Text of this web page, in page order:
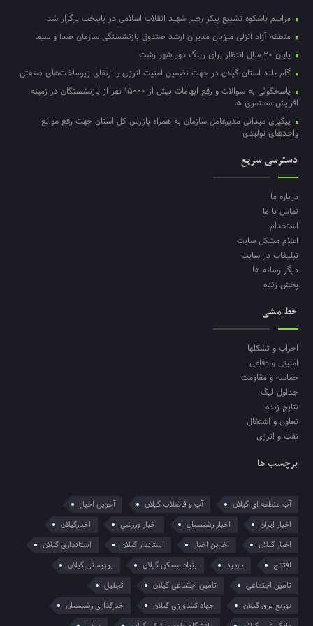
مراسم باشکوه تشییع پیکر رهبر شهید انقلاب اسلامی در پایتخت برگزار شد
منطقه آزاد انزلی میزبان مدیران ارشد صندوق بازنشستگی سازمان صدا و سیما
پایان ۲۰ سال انتظار برای رینگ دور شهر رشت
گام بلند استان گیلان در جهت تضمین امنیت انرژی و ارتقای زیرساخت‌های صنعتی
پاسخگوئی به سوالات و رفع ابهامات بیش از ۱۵۰۰۰ نفر از بازنشستگان در زمینه
افزایش مستمری ها
پیگیری میدانی مدیرعامل سازمان به همراه بازرس کل استان جهت رفع موانع
واحدهای تولیدی
دسترسی سریع
درباره ما
تماس با ما
استخدام
اعلام مشکل سایت
تبلیغات در سایت
دیگر رسانه ها
پخش زنده
خط مشی
احزاب و تشکلها
امنیتی و دفاعی
حماسه و مقاومت
جداول لیگ
نتایج زنده
تعاون و اشتغال
نفت و انرژی
برچسب ها
آب منطقه ای گیلان آب و فاضلاب گیلان
آخرین اخبار
اخبار ایران
اخبار رشتستان اخبار ورزشی
اخبارگیلان
اخبار گیلان
اخرین اخبار استاندار گیلان
استانداری گیلان
افتتاح
بازدید بنیاد مسکن گیلان
بهزیستی گیلان
تامین اجتماعی
تامین اجتماعی گیلان
تجلیل
توزیع برق گیلان
جهاد کشاورزی گیلان
خبرگذاری رشتستان